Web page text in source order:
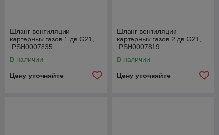
Шланг вентиляции
картерных газов 1 дв.G21,
.РSН0007835
В наличии
Цену уточняйте
Шланг вентиляции
картерных газов 2 дв.G21,
.РSН0007819
В наличии
Цену уточняйте